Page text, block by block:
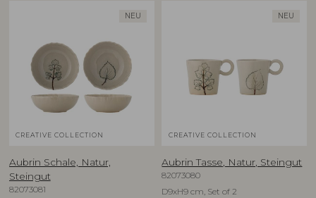
NEU
CREATIVE COLLECTION
Aubrin Schale, Natur,
Steingut
82073081
NEU
CREATIVE COLLECTION
Aubrin Tasse, Natur, Steingut
82073080
D9xH9 cm, Set of 2